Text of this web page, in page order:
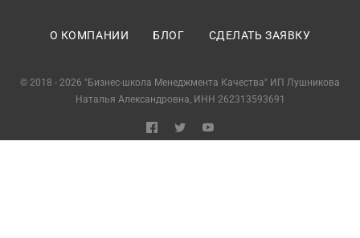
О КОМПАНИИ БЛОГ СДЕЛАТЬ ЗАЯВКУ
© 2018 - 2026 "Бизнес-школа Менеджмента Качества" ИП Лушникова
Наталья Александровна, ИНН 262313593691